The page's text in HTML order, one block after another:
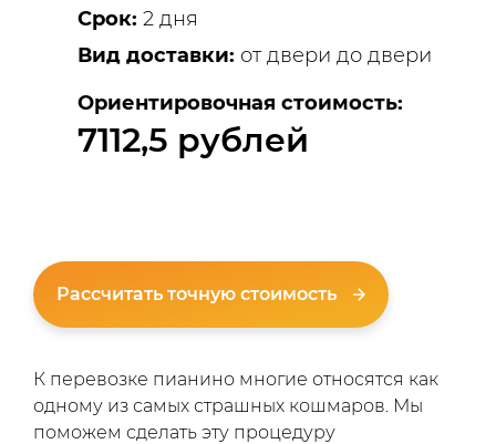
Срок: 2 дня
Вид доставки: от двери до двери
Ориентировочная стоимость:
7112,5 рублей
Рассчитать точную стоимость
К перевозке пианино многие относятся как
одному из самых страшных кошмаров. Мы
поможем сделать эту процедуру